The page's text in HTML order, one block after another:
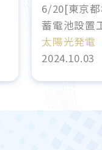
6/20[東京
蓄電池設置
太陽光発電
2024.10.03